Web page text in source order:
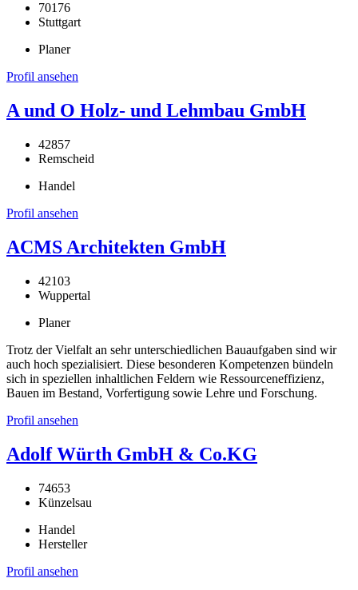
70176
Stuttgart
Planer
Profil ansehen
A und O Holz- und Lehmbau GmbH
42857
Remscheid
Handel
Profil ansehen
ACMS Architekten GmbH
42103
Wuppertal
Planer
Trotz der Vielfalt an sehr unterschiedlichen Bauaufgaben sind wir
auch hoch spezialisiert. Diese besonderen Kompetenzen bündeln
sich in speziellen inhaltlichen Feldern wie Ressourceneffizienz,
Bauen im Bestand, Vorfertigung sowie Lehre und Forschung.
Profil ansehen
Adolf Würth GmbH & Co.KG
74653
Künzelsau
Handel
Hersteller
Profil ansehen